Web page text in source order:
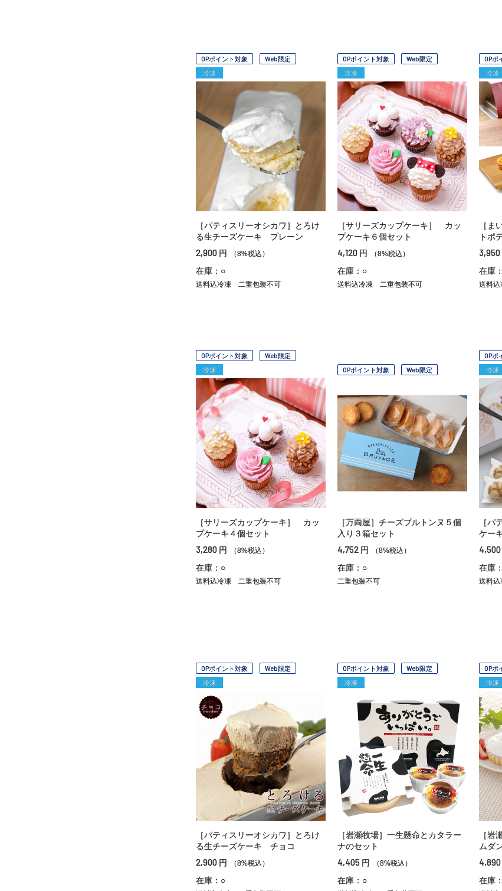
OPポイント対象
Web限定
冷凍
［パティスリーオシカワ］とろけ
る生チーズケーキ プレーン
2,900 円 （8%税込）
在庫：○
送料込冷凍 二重包装不可
OPポイント対象
Web限定
冷凍
［サリーズカップケーキ］ カッ
プケーキ６個セット
4,120 円 （8%税込）
在庫：○
送料込冷凍 二重包装不可
OPポ
冷凍
［
トポ
3,950
在庫
送料込
OPポイント対象
Web限定
冷凍
［サリーズカップケーキ］ カッ
プケーキ４個セット
3,280 円 （8%税込）
在庫：○
送料込冷凍 二重包装不可
OPポイント対象 Web限定
［万両屋］チーズブルトンヌ５個
入り３箱セット
4,752 円 （8%税込）
在庫：○
二重包装不可
OPポ
冷凍
［パ
ケー
4,500
在庫
送料込
OPポイント対象
Web限定
冷凍
［パティスリーオシカワ］とろけ
る生チーズケーキ チョコ
2,900 円 （8%税込）
在庫：○
OPポイント対象
Web限定
冷凍
［岩瀬牧場］一生懸命とカタラー
ナのセット
4,405 円 （8%税込）
在庫：○
OPポ
冷凍
［岩
ムダ
4,890
在庫